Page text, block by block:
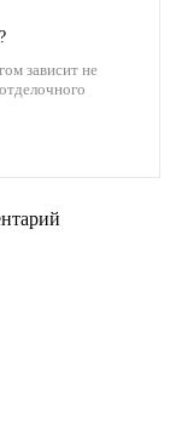
зависит не